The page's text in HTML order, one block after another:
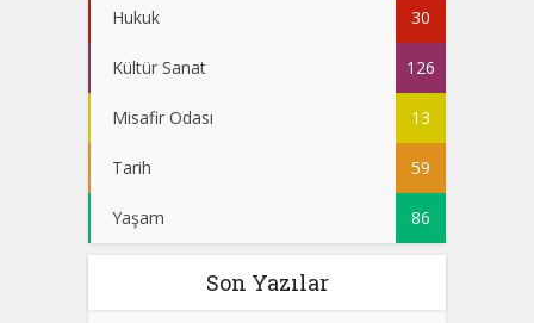
Hukuk 30
Kültür Sanat 126
Misafir Odası 13
Tarih 59
Yaşam 86
Son Yazılar